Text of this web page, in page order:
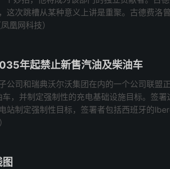
这次跳槽从某种意义上讲是重聚。古德费洛
凰网科技）
年起禁止新售汽油及柴油车
公司和瑞典沃尔沃集团在内的一个公司联盟
，并制定强制性的充电基础设施目标。签署
站制定强制性目标，签署者包括西班牙的